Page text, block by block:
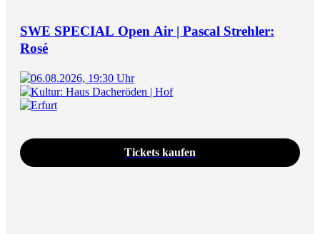
SWE SPECIAL Open Air | Pascal Strehler:
Rosé
06.08.2026, 19:30 Uhr
Kultur: Haus Dacheröden | Hof
Erfurt
Tickets kaufen